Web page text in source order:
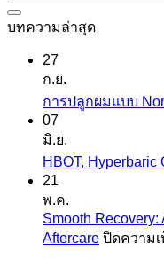
บทความล่าสุด
27
ก.ย.
การปลูกผมแบบ
07
มิ.ย.
HBOT, Hyperbaric
21
พ.ค.
Smooth Recovery:
Aftercare ปิดความ